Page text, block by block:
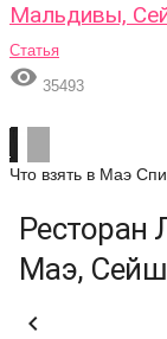
Мальдивы,
Статья
 35493
Что взять в Маэ
Ресторан
Маэ,
